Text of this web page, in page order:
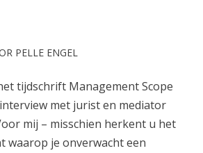
PELLE ENGEL
tijdschrift Management Scope
met jurist en mediator
mij – misschien herkent u het
waarop je onverwacht een